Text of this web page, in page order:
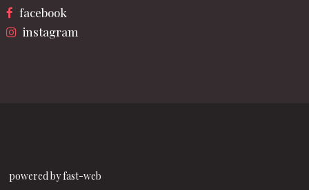
facebook
instagram
powered by fast-web